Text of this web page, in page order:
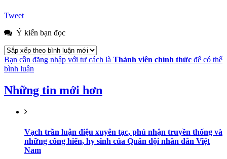
Tweet
Ý kiến bạn đọc
Bạn cần đăng nhập với tư cách là Thành viên chính thức để có thể
bình luận
Những tin mới hơn
Vạch trần luận điệu xuyên tạc, phủ nhận truyền thống và
những cống hiến, hy sinh của Quân đội nhân dân Việt
Nam